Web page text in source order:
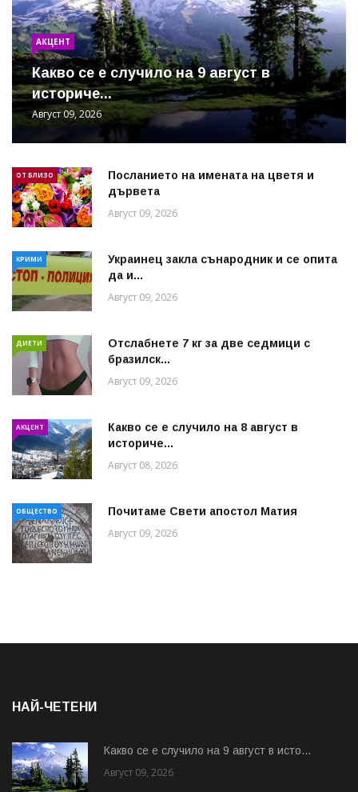
АКЦЕНТ
Какво се е случило на 9 август в
историче...
Август 09, 2026
ОТ БЛИЗО
Посланието на имената на цветя и
дървета
Август 09, 2026
КРИМИ
Украинец закла сънародник и се опита
да и...
Август 09, 2026
ДИЕТИ
Отслабнете 7 кг за две седмици с
бразилск...
Август 09, 2026
АКЦЕНТ
Какво се е случило на 8 август в
историче...
Август 08, 2026
ОБЩЕСТВО Почитаме Свети апостол Матия
Август 09, 2026
НАЙ-ЧЕТЕНИ
Какво се е случило на 9 август в исто...
Август 09, 2026